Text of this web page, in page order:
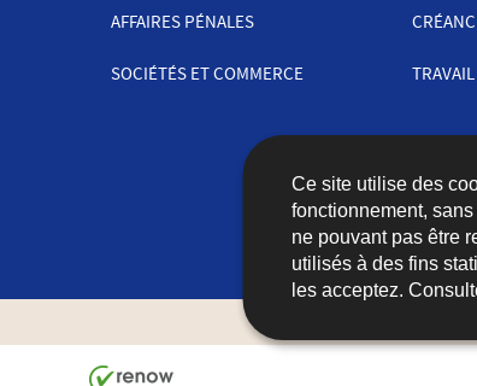
Ce site utilise des
fonctionnement,
ne pouvant pas être
utilisés à des fins
les acceptez.
MENU
DE
AFFAIRES PÉNALES
SOCIÉTÉS ET COMMERCE TRAVAIL